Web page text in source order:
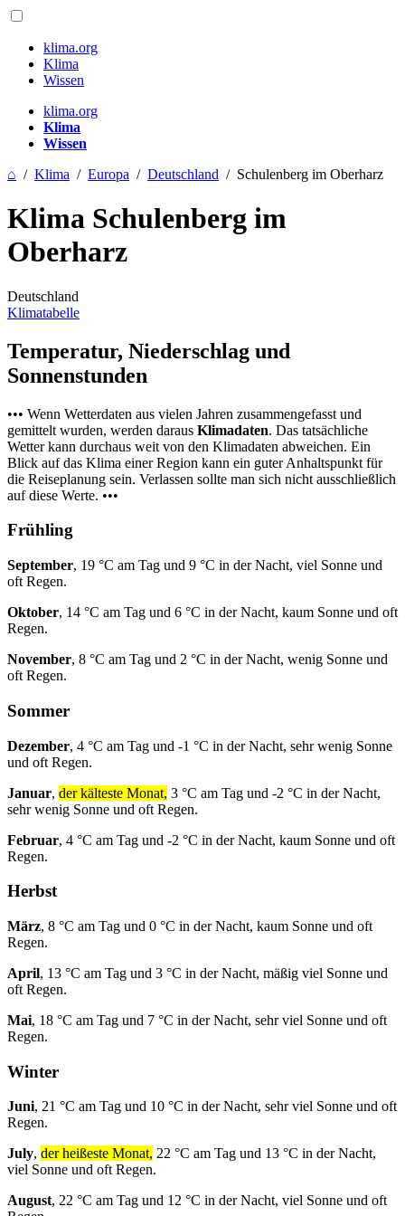
klima.org
Klima
Wissen
klima.org
Klima
Wissen
⌂ / Klima / Europa / Deutschland / Schulenberg im Oberharz
Klima Schulenberg im
Oberharz
Deutschland
Klimatabelle
Temperatur, Niederschlag und
Sonnenstunden
••• Wenn Wetterdaten aus vielen Jahren zusammengefasst und
gemittelt wurden, werden daraus Klimadaten. Das tatsächliche
Wetter kann durchaus weit von den Klimadaten abweichen. Ein
Blick auf das Klima einer Region kann ein guter Anhaltspunkt für
die Reiseplanung sein. Verlassen sollte man sich nicht ausschließlich
auf diese Werte. •••
Frühling
September, 19 °C am Tag und 9 °C in der Nacht, viel Sonne und
oft Regen.
Oktober, 14 °C am Tag und 6 °C in der Nacht, kaum Sonne und oft
Regen.
November, 8 °C am Tag und 2 °C in der Nacht, wenig Sonne und
oft Regen.
Sommer
Dezember, 4 °C am Tag und -1 °C in der Nacht, sehr wenig Sonne
und oft Regen.
Januar, der kälteste Monat, 3 °C am Tag und -2 °C in der Nacht,
sehr wenig Sonne und oft Regen.
Februar, 4 °C am Tag und -2 °C in der Nacht, kaum Sonne und oft
Regen.
Herbst
März, 8 °C am Tag und 0 °C in der Nacht, kaum Sonne und oft
Regen.
April, 13 °C am Tag und 3 °C in der Nacht, mäßig viel Sonne und
oft Regen.
Mai, 18 °C am Tag und 7 °C in der Nacht, sehr viel Sonne und oft
Regen.
Winter
Juni, 21 °C am Tag und 10 °C in der Nacht, sehr viel Sonne und oft
Regen.
July, der heißeste Monat, 22 °C am Tag und 13 °C in der Nacht,
viel Sonne und oft Regen.
August, 22 °C am Tag und 12 °C in der Nacht, viel Sonne und oft